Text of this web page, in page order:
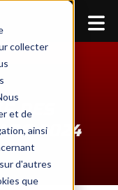
collecter
et de
ainsi
d'autres
que
DES
2024